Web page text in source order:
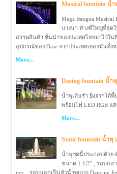
Musical fountain น้
Mega Bangna
บางนา ห้างที่ใหญ่ที่สุดใ
สรรพสินค้า ชั้นนำของปะเทศไทยมาไว้ใน
อุปกรณ์ของ Oase จากประเทศเยอรมันทั้ง
More...
Dacing fountain น้ำ
น้ำพุเต้นรำ ยิงจากใต้
พร้อมไฟ LED RGB แ
More...
Static fountain น้ำพุ
น้ำพุชุดนี้ประกอบด้วย
ขนาด 1.1/2" , รอบกลา
pcs. , รอบนอกเป็นหัวน้ำพุแบบ Dancing